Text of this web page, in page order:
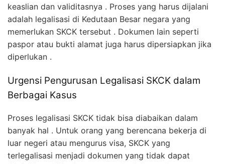
keaslian dan validitasnya . Proses yang harus dijalani
adalah legalisasi di Kedutaan Besar negara yang
memerlukan SKCK tersebut . Dokumen lain seperti
paspor atau bukti alamat juga harus dipersiapkan jika
diperlukan .
Urgensi Pengurusan Legalisasi SKCK dalam
Berbagai Kasus
Proses legalisasi SKCK tidak bisa diabaikan dalam
banyak hal . Untuk orang yang berencana bekerja di
luar negeri atau mengurus visa, SKCK yang
terlegalisasi menjadi dokumen yang tidak dapat